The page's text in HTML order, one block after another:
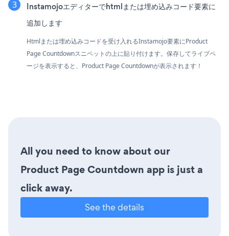
Instamojoエディターでhtmlまたは埋め込みコード要素に
追加します
Htmlまたは埋め込みコードを受け入れるInstamojo要素にProduct
Page Countdownスニペットの上に貼り付けます。保存してライブペ
ージを表示すると、Product Page Countdownが表示されます！
All you need to know about our
Product Page Countdown app is just a
click away.
See the details